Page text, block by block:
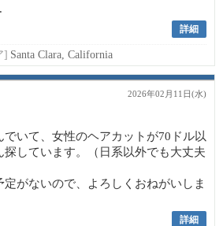
詳細
] Santa Clara, California
2026年02月11日(水)
でいて、女性のヘアカットが70ドル以
しています。（日系以外でも大丈夫
定がないので、よろしくおねがいしま
詳細